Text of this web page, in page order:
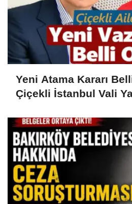
Yeni Atama Kararı
Çiçekli İstanbul Vali